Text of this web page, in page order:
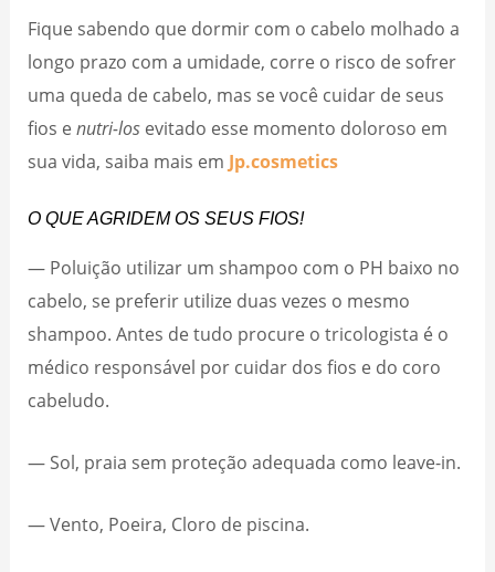
Fique sabendo que dormir com o cabelo molhado a
longo prazo com a umidade, corre o risco de sofrer
uma queda de cabelo, mas se você cuidar de seus
fios enutri-los evitado esse momento doloroso em
sua vida, saiba mais em Jp.cosmetics
O QUE AGRIDEM OS SEUS FIOS!
— Poluição utilizar um shampoo com o PH baixo no
cabelo, se preferir utilize duas vezes o mesmo
shampoo. Antes de tudo procure o tricologista é o
médico responsável por cuidar dos fios e do coro
cabeludo.
— Sol, praia sem proteção adequada como leave-in.
— Vento, Poeira, Cloro de piscina.